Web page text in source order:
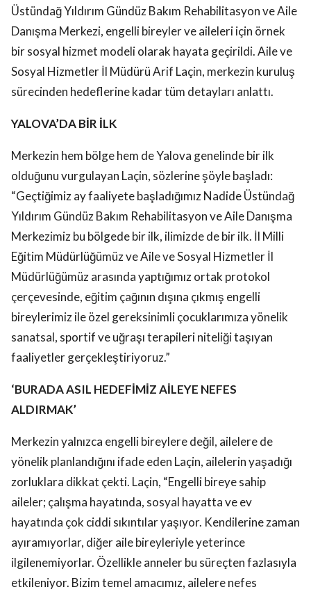
Üstündağ Yıldırım Gündüz Bakım Rehabilitasyon ve Aile
Danışma Merkezi, engelli bireyler ve aileleri için örnek
bir sosyal hizmet modeli olarak hayata geçirildi. Aile ve
Sosyal Hizmetler İl Müdürü Arif Laçin, merkezin kuruluş
sürecinden hedeflerine kadar tüm detayları anlattı.
YALOVA’DA BİR İLK
Merkezin hem bölge hem de Yalova genelinde bir ilk
olduğunu vurgulayan Laçin, sözlerine şöyle başladı:
“Geçtiğimiz ay faaliyete başladığımız Nadide Üstündağ
Yıldırım Gündüz Bakım Rehabilitasyon ve Aile Danışma
Merkezimiz bu bölgede bir ilk, ilimizde de bir ilk. İl Milli
Eğitim Müdürlüğümüz ve Aile ve Sosyal Hizmetler İl
Müdürlüğümüz arasında yaptığımız ortak protokol
çerçevesinde, eğitim çağının dışına çıkmış engelli
bireylerimiz ile özel gereksinimli çocuklarımıza yönelik
sanatsal, sportif ve uğraşı terapileri niteliği taşıyan
faaliyetler gerçekleştiriyoruz.”
‘BURADA ASIL HEDEFİMİZ AİLEYE NEFES
ALDIRMAK’
Merkezin yalnızca engelli bireylere değil, ailelere de
yönelik planlandığını ifade eden Laçin, ailelerin yaşadığı
zorluklara dikkat çekti. Laçin, “Engelli bireye sahip
aileler; çalışma hayatında, sosyal hayatta ve ev
hayatında çok ciddi sıkıntılar yaşıyor. Kendilerine zaman
ayıramıyorlar, diğer aile bireyleriyle yeterince
ilgilenemiyorlar. Özellikle anneler bu süreçten fazlasıyla
etkileniyor. Bizim temel amacımız, ailelere nefes